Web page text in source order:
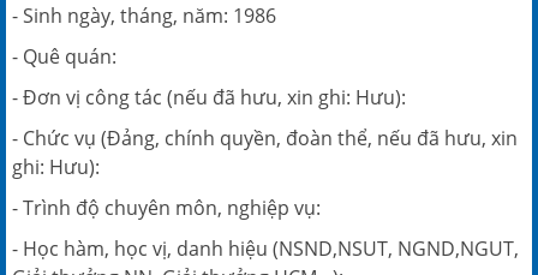
- Sinh ngày, tháng, năm: 1986
- Quê quán:
- Đơn vị công tác (nếu đã hưu, xin ghi: Hưu):
- Chức vụ (Đảng, chính quyền, đoàn thể, nếu đã hưu, xin
ghi: Hưu):
- Trình độ chuyên môn, nghiệp vụ:
- Học hàm, học vị, danh hiệu (NSND,NSUT, NGND,NGUT,